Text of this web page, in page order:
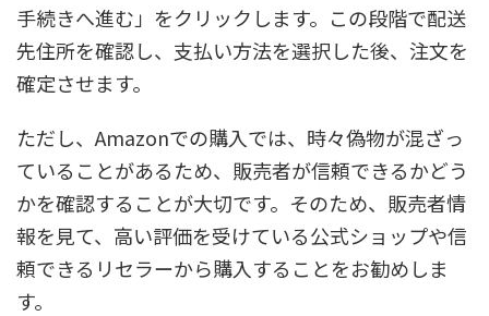
手続きへ進む」をクリックします。この段階で配送
先住所を確認し、支払い方法を選択した後、注文を
確定させます。
ただし、Amazonでの購入では、時々偽物が混ざっ
ていることがあるため、販売者が信頼できるかどう
かを確認することが大切です。そのため、販売者情
報を見て、高い評価を受けている公式ショップや信
頼できるリセラーから購入することをお勧めしま
す。